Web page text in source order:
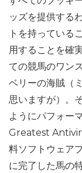
ッズを提供する
トを持っている
用することを確
ての競馬のワン
ベリーの海賊（
思いますが）。
ようにパフォー
Greatest
料ソフトウェア
に完了した馬の